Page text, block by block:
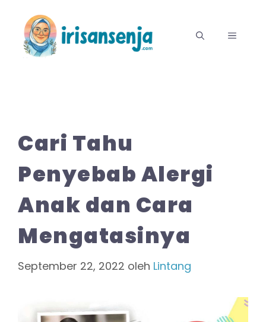
MENU
Cari Tahu
Penyebab Alergi
Anak dan Cara
Mengatasinya
September 22, 2022 oleh Lintang